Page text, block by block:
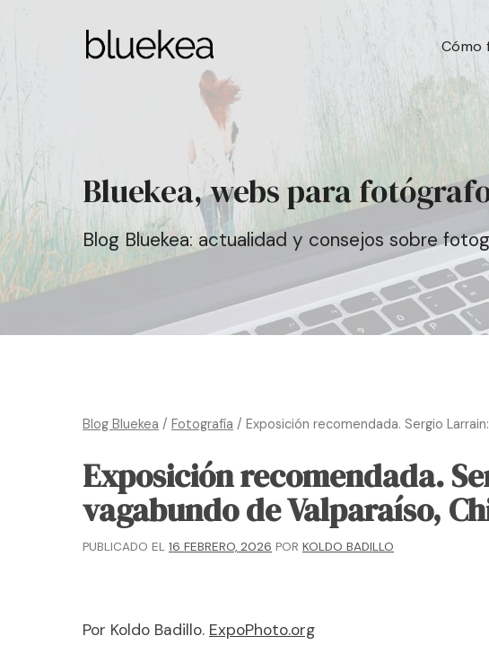
Cómo
Bluekea, webs para
Blog Bluekea: actualidad y consejos sobre
Blog Bluekea / Fotografía / Exposición recomendada. Sergio
Exposición recomendada.
vagabundo de Valparaíso,
PUBLICADO EL 16 FEBRERO, 2026 POR KOLDO BADILLO
Por Koldo Badillo. ExpoPhoto.org